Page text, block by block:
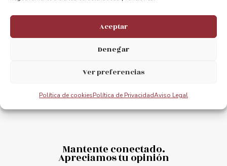
Aceptar
Denegar
Ver preferencias
Política de cookiesPolítica de PrivacidadAviso Legal
Mantente conectado.
Apreciamos tu opinión